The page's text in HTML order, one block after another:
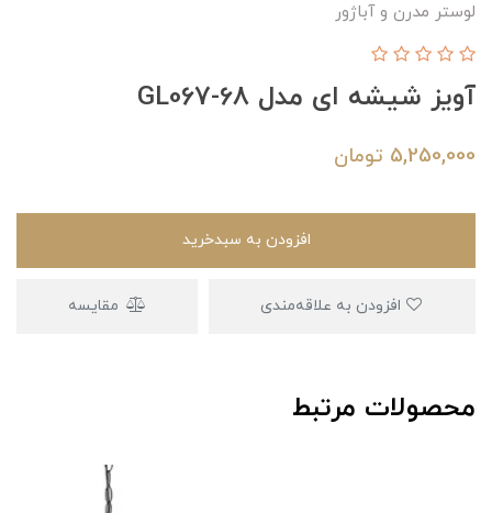
لوستر مدرن و آباژور
آویز شیشه ای مدل GL067-68
5,250,000 تومان
افزودن به سبدخرید
مقایسه
محصولات مرتبط